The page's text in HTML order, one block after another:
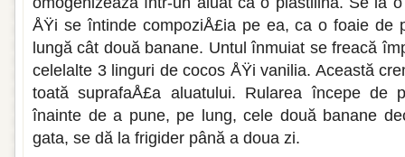
ÅŸi se întinde compoziÅ£ia pe ea, ca o foaie de
lungă cât două banane. Untul înmuiat se freacă
celelalte 3 linguri de co­cos ÅŸi vanilia. Această
toată suprafaÅ£a aluatului. Rularea începe de
înainte de a pune, pe lung, cele două banane
gata, se dă la frigider până a doua zi.